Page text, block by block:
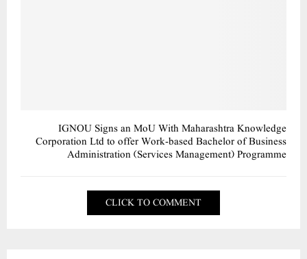
IGNOU Signs an MoU With Maharashtra Knowledge
Corporation Ltd to offer Work-based Bachelor of Business
Administration (Services Management) Programme
CLICK TO COMMENT